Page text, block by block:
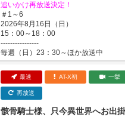
追いかけ再放送決定！
＃1～6
2026年8月16日（日）
15：00～18：00
----------------
毎週（日）23：30～ほか放送中
最速 AT-X初 一挙
再放送
骸骨騎士様、只今異世界へお出